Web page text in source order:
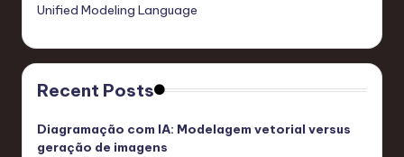
Unified Modeling Language
Recent Posts
Diagramação com IA: Modelagem vetorial versus
geração de imagens